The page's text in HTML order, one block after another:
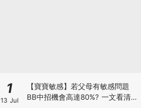
1
13 Jul
【寶寶敏感】若父母有敏感問題
BB中招機會高達80%? 一文看清預